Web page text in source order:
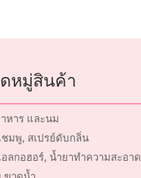
หมู่สินค้า
หาร และนม
มพู, สเปรย์ดับกลิ่น
ลกอฮอร์, น้ำยาทำความสะอาด